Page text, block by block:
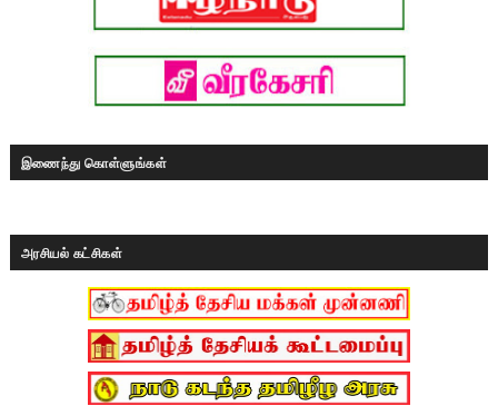
இணைந்து கொள்ளுங்கள்
அரசியல் கட்சிகள்